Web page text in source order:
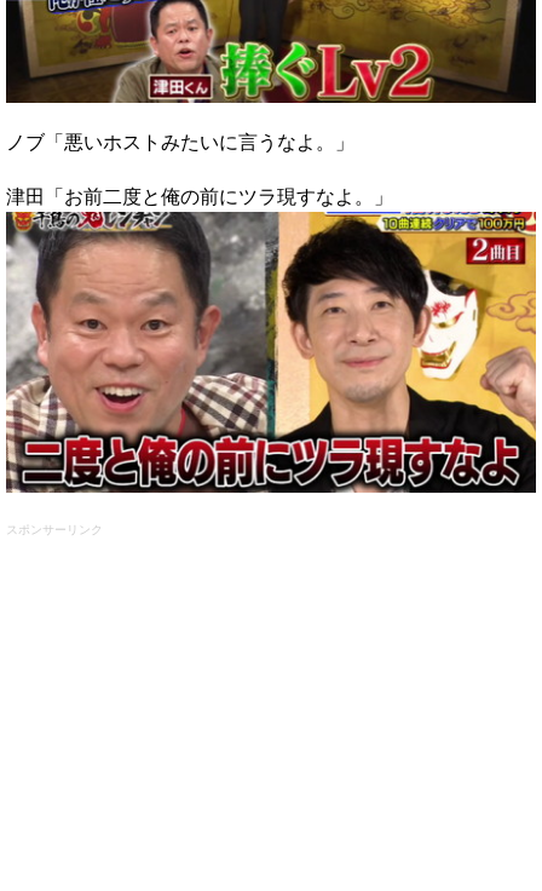
ノブ「悪いホストみたいに言うなよ。」
津田「お前二度と俺の前にツラ現すなよ。」
スポンサーリンク